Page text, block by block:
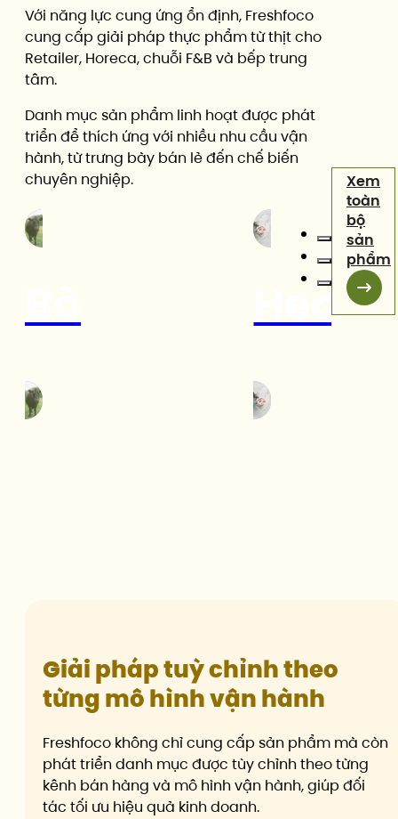
Với năng lực cung ứng ổn định, Freshfoco
cung cấp giải pháp thực phẩm từ thịt cho
Retailer, Horeca, chuỗi F&B và bếp trung
tâm.
Danh mục sản phẩm linh hoạt được phát
triển để thích ứng với nhiều nhu cầu vận
hành, từ trưng bày bán lẻ đến chế biến
chuyên nghiệp.
Heo
Xem
toàn
bộ
sản
phẩm
Giải pháp tuỳ chỉnh theo
từng mô hình vận hành
Freshfoco không chỉ cung cấp sản phẩm mà còn
phát triển danh mục được tùy chỉnh theo từng
kênh bán hàng và mô hình vận hành, giúp đối
tác tối ưu hiệu quả kinh doanh.